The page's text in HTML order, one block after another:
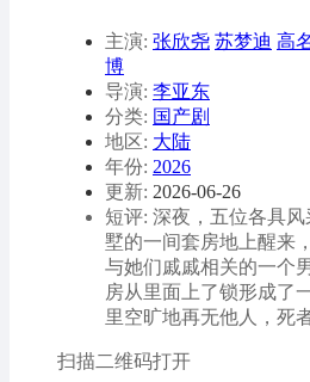
主演: 张欣尧 苏梦迪 高
博
导演: 李亚东
分类: 国产剧
地区: 大陆
年份: 2026
更新: 2026-06-26
短评: 深夜，五位各具
墅的一间套房地上醒来
与她们戚戚相关的一个
房从里面上了锁形成了
里空旷地再无他人，死
扫描二维码打开